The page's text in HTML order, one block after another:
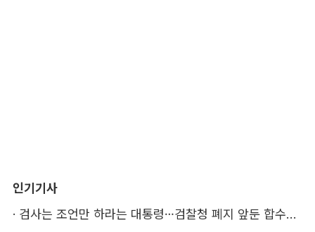
인기기사
·
검사는 조언만 하라는 대통령…검찰청 폐지 앞둔 합수본 '딜레마'